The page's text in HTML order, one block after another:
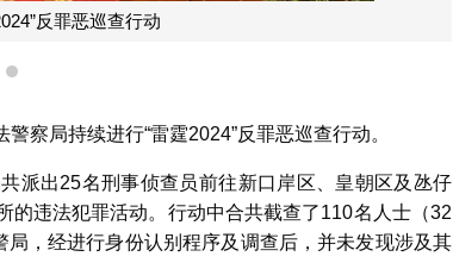
雷霆2024”反罪恶巡查行动
3
察局持续进行“雷霆2024”反罪恶巡查行动。
派出25名刑事侦查员前往新口岸区、皇朝区及氹仔
的违法犯罪活动。行动中合共截查了110名人士（32
，经进行身份认别程序及调查后，并未发现涉及其